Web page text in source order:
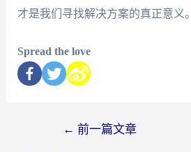
才是我们寻找解决方案的真正意义。
Spread the love
← 前一篇文章